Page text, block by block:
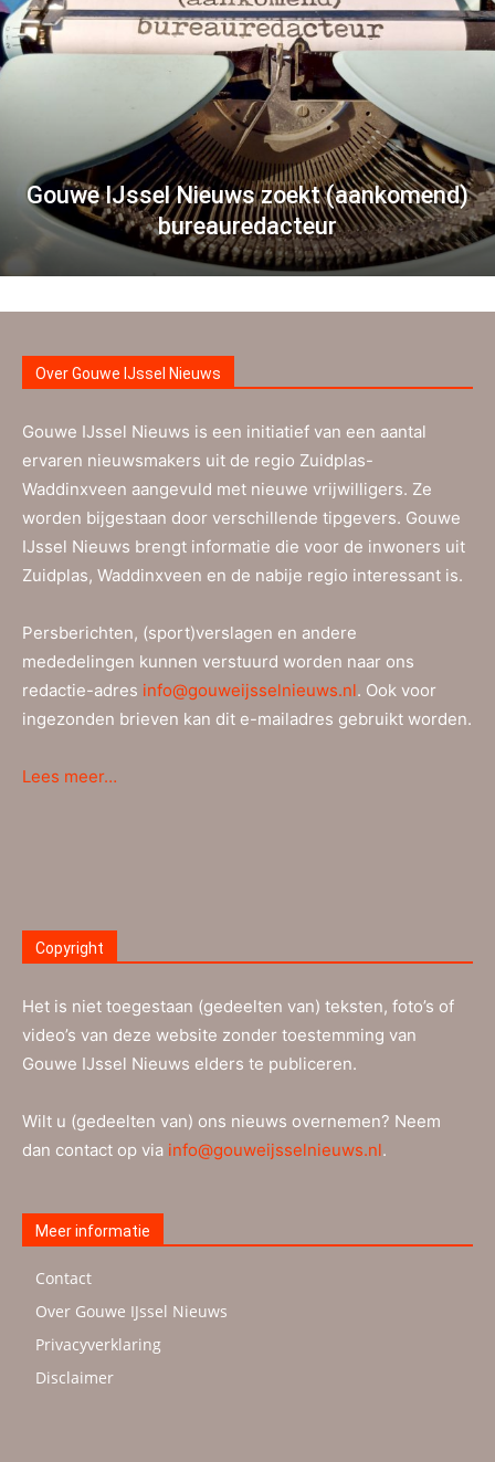
Gouwe IJssel Nieuws zoekt (aankomend)
bureauredacteur
Over Gouwe IJssel Nieuws
Gouwe IJssel Nieuws is een initiatief van een aantal
ervaren nieuwsmakers uit de regio Zuidplas-
Waddinxveen aangevuld met nieuwe vrijwilligers. Ze
worden bijgestaan door verschillende tipgevers. Gouwe
IJssel Nieuws brengt informatie die voor de inwoners uit
Zuidplas, Waddinxveen en de nabije regio interessant is.
Persberichten, (sport)verslagen en andere
mededelingen kunnen verstuurd worden naar ons
redactie-adres info@gouweijsselnieuws.nl. Ook voor
ingezonden brieven kan dit e-mailadres gebruikt worden.
Lees meer…
Copyright
Het is niet toegestaan (gedeelten van) teksten, foto’s of
video’s van deze website zonder toestemming van
Gouwe IJssel Nieuws elders te publiceren.
Wilt u (gedeelten van) ons nieuws overnemen? Neem
dan contact op via info@gouweijsselnieuws.nl.
Meer informatie
Contact
Over Gouwe IJssel Nieuws
Privacyverklaring
Disclaimer